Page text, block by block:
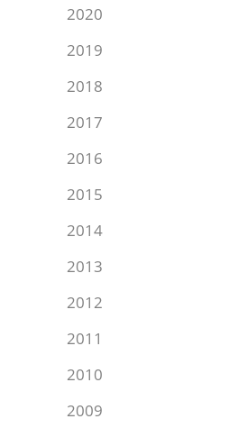
2020
2019
2018
2017
2016
2015
2014
2013
2012
2011
2010
2009